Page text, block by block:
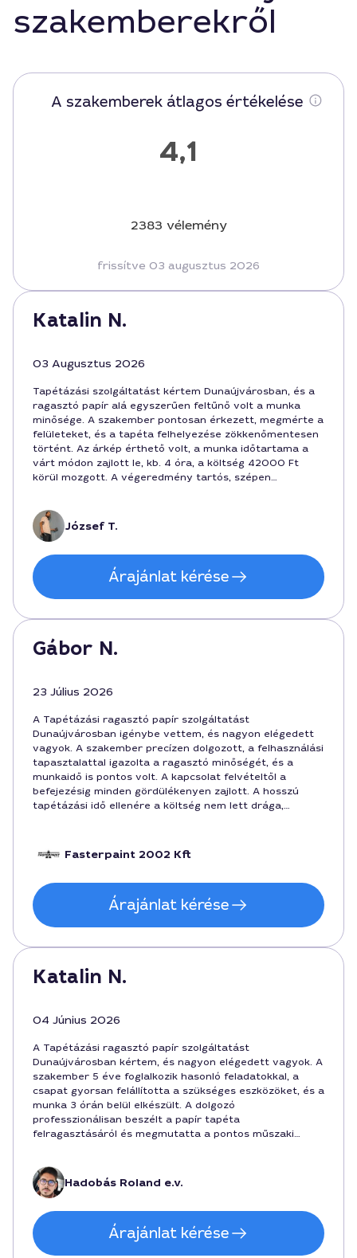
szakemberekről
A szakemberek átlagos értékelése
4,1
2383 vélemény
frissítve 03 augusztus 2026
Katalin N.
03 Augusztus 2026
Tapétázási szolgáltatást kértem Dunaújvárosban, és a
ragasztó papír alá egyszerűen feltűnő volt a munka
minősége. A szakember pontosan érkezett, megmérte a
felületeket, és a tapéta felhelyezése zökkenőmentesen
történt. Az árkép érthető volt, a munka időtartama a
várt módon zajlott le, kb. 4 óra, a költség 42000 Ft
körül mozgott. A végeredmény tartós, szépen
József T.
Árajánlat kérése
Gábor N.
23 Július 2026
A Tapétázási ragasztó papír szolgáltatást
Dunaújvárosban igénybe vettem, és nagyon elégedett
vagyok. A szakember precízen dolgozott, a felhasználási
tapasztalattal igazolta a ragasztó minőségét, és a
munkaidő is pontos volt. A kapcsolat felvételtől a
befejezésig minden gördülékenyen zajlott. A hosszú
tapétázási idő ellenére a költség nem lett drága,
Fasterpaint 2002 Kft
Árajánlat kérése
Katalin N.
04 Június 2026
A Tapétázási ragasztó papír szolgáltatást
Dunaújvárosban kértem, és nagyon elégedett vagyok. A
szakember 5 éve foglalkozik hasonló feladatokkal, a
csapat gyorsan felállította a szükséges eszközöket, és a
munka 3 órán belül elkészült. A dolgozó
professzionálisan beszélt a papír tapéta
felragasztásáról és megmutatta a pontos műszaki
Hadobás Roland e.v.
Árajánlat kérése